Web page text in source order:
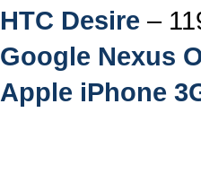
HTC Desire –
Google Nexus
Apple iPhone